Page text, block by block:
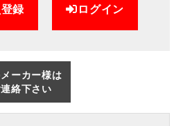
録 ログイン
ーカー様は
絡下さい